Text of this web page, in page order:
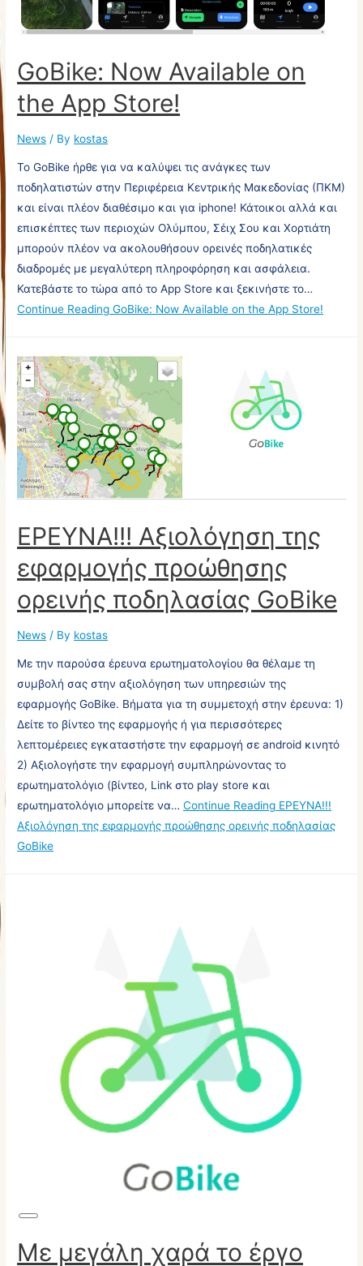
GoBike: Now Available on
the App Store!
News / By kostas
Το GoBike ήρθε για να καλύψει τις ανάγκες των
ποδηλατιστών στην Περιφέρεια Κεντρικής Μακεδονίας (ΠΚΜ)
και είναι πλέον διαθέσιμο και για iphone! Κάτοικοι αλλά και
επισκέπτες των περιοχών Ολύμπου, Σέιχ Σου και Χορτιάτη
μπορούν πλέον να ακολουθήσουν ορεινές ποδηλατικές
διαδρομές με μεγαλύτερη πληροφόρηση και ασφάλεια.
Κατεβάστε το τώρα από το App Store και ξεκινήστε το…
Continue Reading GoBike: Now Available on the App Store!
ΕΡΕΥΝΑ!!! Αξιολόγηση της
εφαρμογής προώθησης
ορεινής ποδηλασίας GoBike
News / By kostas
Με την παρούσα έρευνα ερωτηματολογίου θα θέλαμε τη
συμβολή σας στην αξιολόγηση των υπηρεσιών της
εφαρμογής GoBike. Βήματα για τη συμμετοχή στην έρευνα: 1)
Δείτε το βίντεο της εφαρμογής ή για περισσότερες
λεπτομέρειες εγκαταστήστε την εφαρμογή σε android κινητό
2) Αξιολογήστε την εφαρμογή συμπληρώνοντας το
ερωτηματολόγιο (βίντεο, Link στο play store και
ερωτηματολόγιο μπορείτε να…Continue Reading ΕΡΕΥΝΑ!!!
Αξιολόγηση της εφαρμογής προώθησης ορεινής ποδηλασίας
GoBike
Long
Με μεγάλη χαρά το έργο